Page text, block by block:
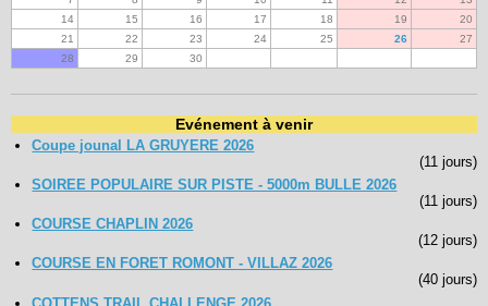
14
15 16 17 18 19
20
21
22 23 24 25 26
27
28
29 30
Evénement à venir
Coupe jounal LA GRUYERE 2026
(11 jours)
SOIREE POPULAIRE SUR PISTE - 5000m BULLE 2026
(11 jours)
COURSE CHAPLIN 2026
(12 jours)
COURSE EN FORET ROMONT - VILLAZ 2026
(40 jours)